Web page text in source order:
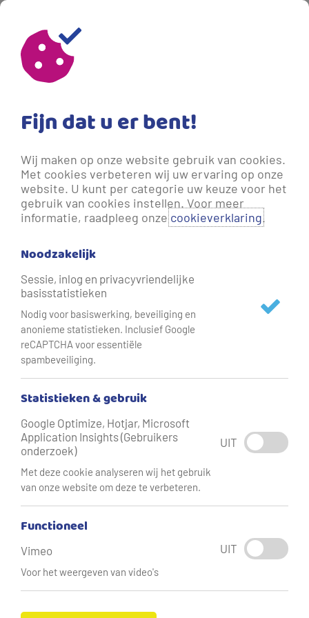
Waterkwaliteit
Waterkwaliteit
Kwaliteit van ons drinkwater
We willen u graag inzicht geven in de kwaliteit van ons
drinkwater. De kwaliteit is overal uitstekend, maar de
samenstelling van het water verschilt per gebied. Dat
komt omdat het grondwater dat wij oppompen overal
verschillend is. Wij zuiveren het water in onze
leidingnetwerk aan onze klanten.
Via onderstaande links krijgt u meer informatie over de
waterkwaliteit.
Fijn dat u er bent!
Wij maken op onze website gebruik van cookies.
Met cookies verbeteren wij uw ervaring op onze
website. U kunt per categorie uw keuze voor het
gebruik van cookies instellen. Voor meer
informatie, raadpleeg onzecookieverklaring.
Noodzakelijk
Sessie, inlog en privacyvriendelijke
basisstatistieken
Nodig voor basiswerking, beveiliging en
anonieme statistieken. Inclusief Google
reCAPTCHA voor essentiële
spambeveiliging.
Statistieken & gebruik
Google Optimize, Hotjar, Microsoft
Application Insights (Gebruikers
onderzoek)
Met deze cookie analyseren wij het gebruik
van onze website om deze te verbeteren.
UIT
Functioneel
Vimeo
Voor het weergeven van video's
UIT